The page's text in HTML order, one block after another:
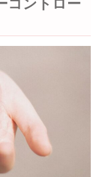
コントロー